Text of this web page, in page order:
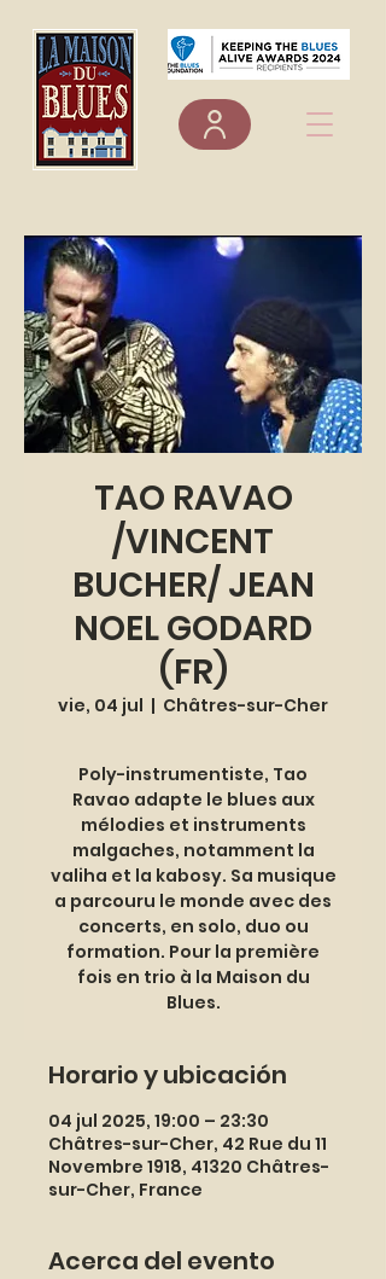
TAO RAVAO
/VINCENT
BUCHER/ JEAN
NOEL GODARD
(FR)
vie, 04 jul
  |
Châtres-sur-Cher
Poly-instrumentiste, Tao
Ravao adapte le blues aux
mélodies et instruments
malgaches, notamment la
valiha et la kabosy. Sa musique
a parcouru le monde avec des
concerts, en solo, duo ou
formation. Pour la première
fois en trio à la Maison du
Blues.
Horario y ubicación
04 jul 2025, 19:00 – 23:30
Châtres-sur-Cher, 42 Rue du 11
Novembre 1918, 41320 Châtres-
sur-Cher, France
Acerca del evento